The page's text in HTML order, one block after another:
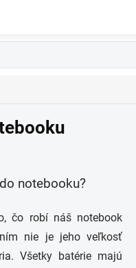
notebooku?
čo robí náš notebook
nie je jeho veľkosť
Všetky batérie majú